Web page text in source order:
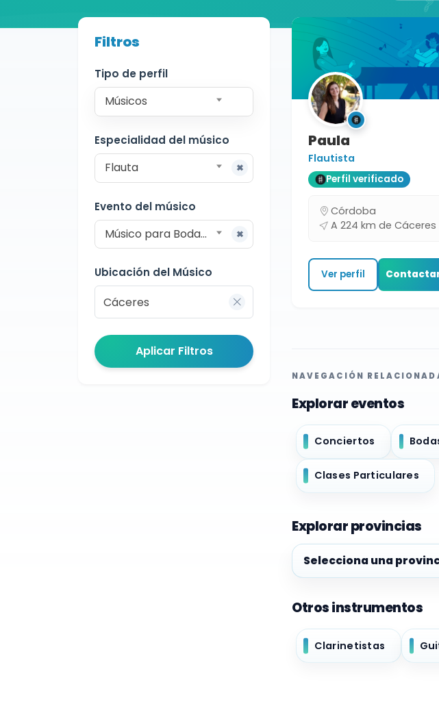
Buscador de músicos
Músicos
Cáceres
Filtros
Tipo de perfil
Músicos
Especialidad del músico
Flauta
Evento del músico
Músico para Bodas y Eventos
Ubicación del Músico
Aplicar Filtros
Paula
Flautista
Perfil verificado
Córdoba
A 224 km de Cáceres
Ver perfil
NAVEGACIÓN
Explorar eventos
Conciertos
Clases Particulares
Explorar provincias
Explorar provincias
Otros instrumentos
Clarinetistas